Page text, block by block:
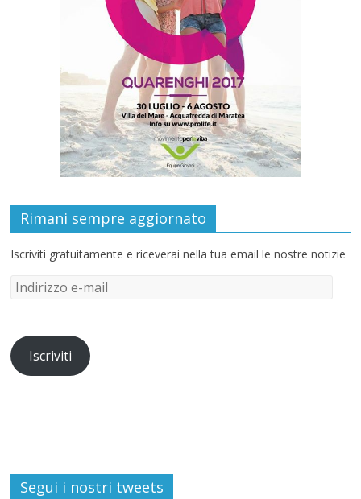
Rimani sempre aggiornato
Iscriviti gratuitamente e riceverai nella tua email le nostre notizie
Iscriviti
Segui i nostri tweets